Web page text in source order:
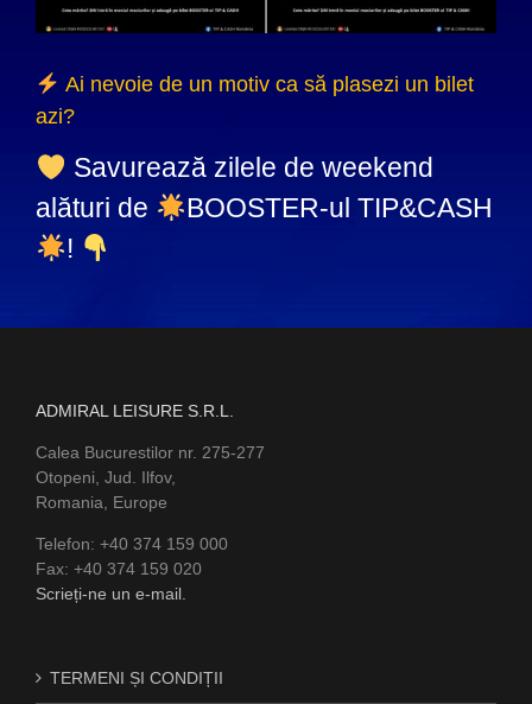
Ai nevoie de un motiv ca să plasezi un bilet
azi?
Savurează zilele de weekend
alături de
BOOSTER-ul TIP&CASH
!
ADMIRAL LEISURE S.R.L.
Calea Bucurestilor nr. 275-277
Otopeni, Jud. Ilfov,
Romania, Europe
Telefon: +40 374 159 000
Fax: +40 374 159 020
Scrieți-ne un e-mail.
TERMENI ȘI CONDIȚII